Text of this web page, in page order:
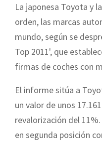
La japonesa Toyota y
orden, las marcas
mundo, según se
Top 2011', que
firmas de coches con
El informe sitúa a
un valor de unos
revalorización del
en segunda posición